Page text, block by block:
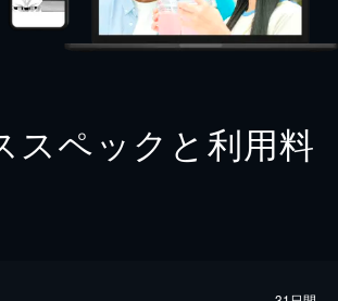
スペックと利用料